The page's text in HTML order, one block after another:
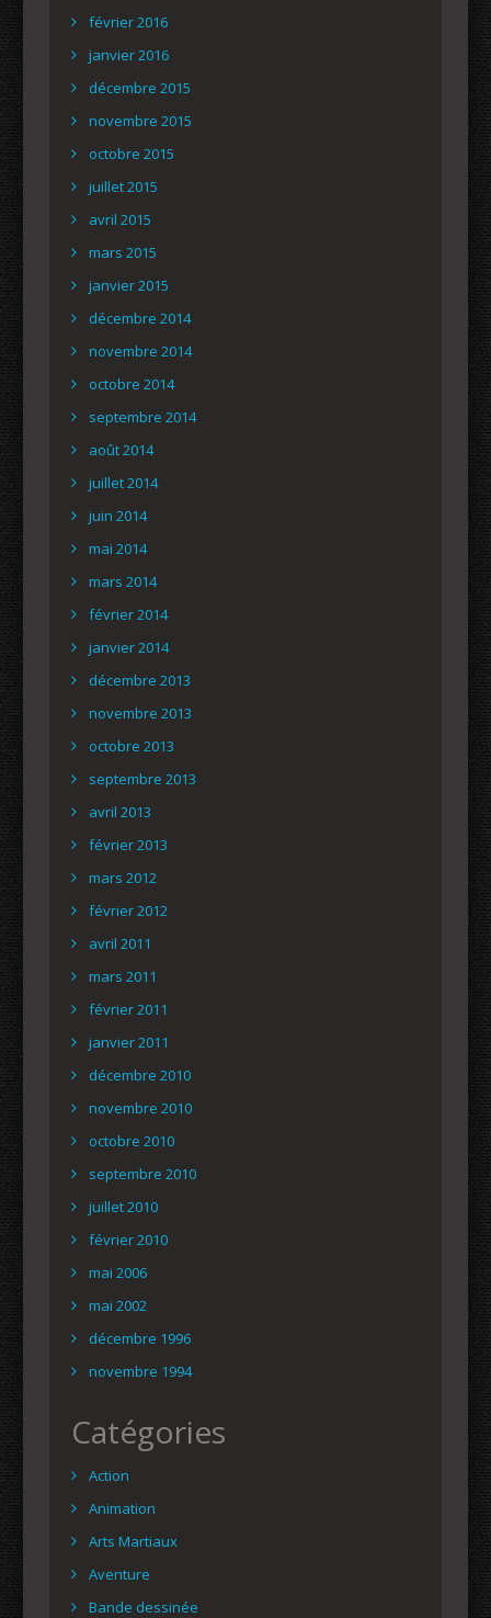
février 2016
janvier 2016
décembre 2015
novembre 2015
octobre 2015
juillet 2015
avril 2015
mars 2015
janvier 2015
décembre 2014
novembre 2014
octobre 2014
septembre 2014
août 2014
juillet 2014
juin 2014
mai 2014
mars 2014
février 2014
janvier 2014
décembre 2013
novembre 2013
octobre 2013
septembre 2013
avril 2013
février 2013
mars 2012
février 2012
avril 2011
mars 2011
février 2011
janvier 2011
décembre 2010
novembre 2010
octobre 2010
septembre 2010
juillet 2010
février 2010
mai 2006
mai 2002
décembre 1996
novembre 1994
Catégories
Action
Animation
Arts Martiaux
Aventure
Bande dessinée